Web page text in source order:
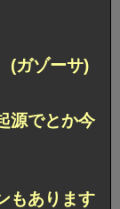
(ガゾーサ)
源でとか今
もあります